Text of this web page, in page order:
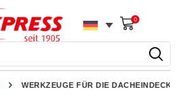
0
WERKZEUGE FÜR DIE